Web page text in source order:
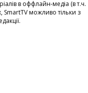
в оффлайн-медіа (в т.ч.
SmartTV можливо тільки з